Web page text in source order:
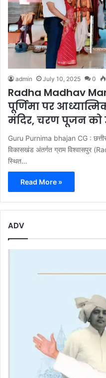
admin July 10, 2025 0
Radha Madhav
पूर्णिमा पर
मंदिर, चरण पूजन को
Guru Purnima bhajan CG :
विकासखंड अंतर्गत ग्राम विश्वासपुर
स्थित…
Read More »
ADV